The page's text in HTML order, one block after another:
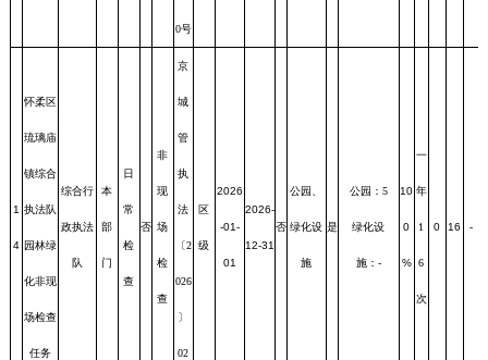
0号
1
4
怀柔区
琉璃庙
镇综合
执法队
园林绿
化非现
场检查
任务
综合行
政执法
队
本
部
门
日
常
检
查
否
非
现
场
检
查
京
城
管
执
法
〔2
026
〕
02
区
级
2026
-01-
01
2026-
12-31
否
公园、
绿化设
施
是
公园：5
绿化设
施：-
10
0
%
一
年
1
6
次
0 16 -